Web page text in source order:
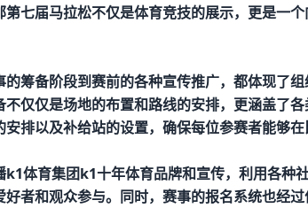
七届马拉松不仅是体育竞技的展示，更是一
筹备阶段到赛前的各种宣传推广，都体现了
仅仅是场地的布置和路线的安排，更涵盖了
排以及补给站的设置，确保每位参赛者能够
k1体育集团k1十年体育品牌和宣传，利用各种
者和观众参与。同时，赛事的报名系统也经